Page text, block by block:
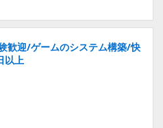
歓迎/ゲームのシステム構築/快
以上